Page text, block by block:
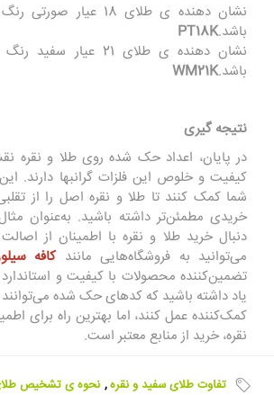
نشان دهنده ی طلای 18
باشد.PT18K
نشان دهنده ی طلای 21
باشد.WM21K
نتیجه گیری
در پایان، اعداد حک شده روی طلا و نقره
کیفیت و خلوص این فلزات گرانبها دارند.
شما کمک کنند تا طلا و نقره اصل را از
خریدی مطمئن‌تر داشته باشید. به‌عنوان
دنبال خرید طلا و نقره با اطمینان از
می‌توانید به فروشگاه‌هایی مانندکافه
تضمین‌کننده محصولات با کیفیت و
یاد داشته باشید که کدهای حک شده
کمک‌کننده عمل کنند، اما بهترین راه برای
نقره، خرید از منابع معتبر است.
تفاوت طلای سفید و نقره, نحوه ی تشخیص